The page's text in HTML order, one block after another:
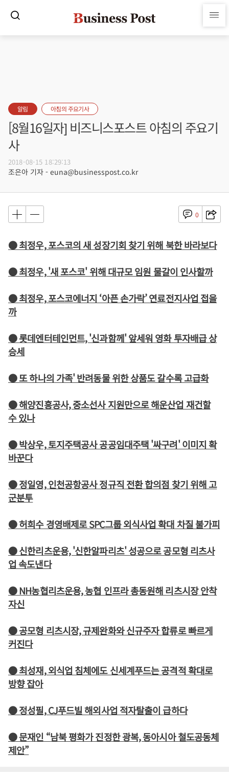
알림 아침의 주요기사
[8월16일자] 비즈니스포스트 아침의 주요기
사
2018-08-15 18:29:13
조은아 기자 - euna@businesspost.co.kr
0
● 최정우, 포스코의 새 성장기회 찾기 위해 북한 바라보다
● 최정우, '새 포스코' 위해 대규모 임원 물갈이 인사할까
● 최정우, 포스코에너지 ‘아픈 손가락’ 연료전지사업 접을
까
● 롯데엔터테인먼트, '신과함께' 앞세워 영화 투자배급 상
승세
● 또 하나의 가족' 반려동물 위한 상품도 갈수록 고급화
● 해양진흥공사, 중소선사 지원만으로 해운산업 재건할
수 있나
● 박상우, 토지주택공사 공공임대주택 '싸구려' 이미지 확
바꾼다
● 정일영, 인천공항공사 정규직 전환 합의점 찾기 위해 고
군분투
● 허희수 경영배제로 SPC그룹 외식사업 확대 차질 불가피
● 신한리츠운용, '신한알파리츠' 성공으로 공모형 리츠사
업 속도낸다
● NH농협리츠운용, 농협 인프라 총동원해 리츠시장 안착
자신
● 공모형 리츠시장, 규제완화와 신규주자 합류로 빠르게
커진다
● 최성재, 외식업 침체에도 신세계푸드는 공격적 확대로
방향 잡아
● 정성필, CJ푸드빌 해외사업 적자탈출이 급하다
● 문재인 “남북 평화가 진정한 광복, 동아시아 철도공동체
제안”